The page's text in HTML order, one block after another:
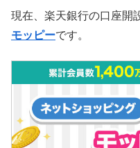
現在、楽天銀行の口座開
モッピーです。